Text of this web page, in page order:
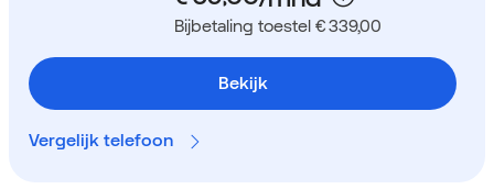
Bijbetaling toestel € 339,00
Bekijk
Vergelijk telefoon